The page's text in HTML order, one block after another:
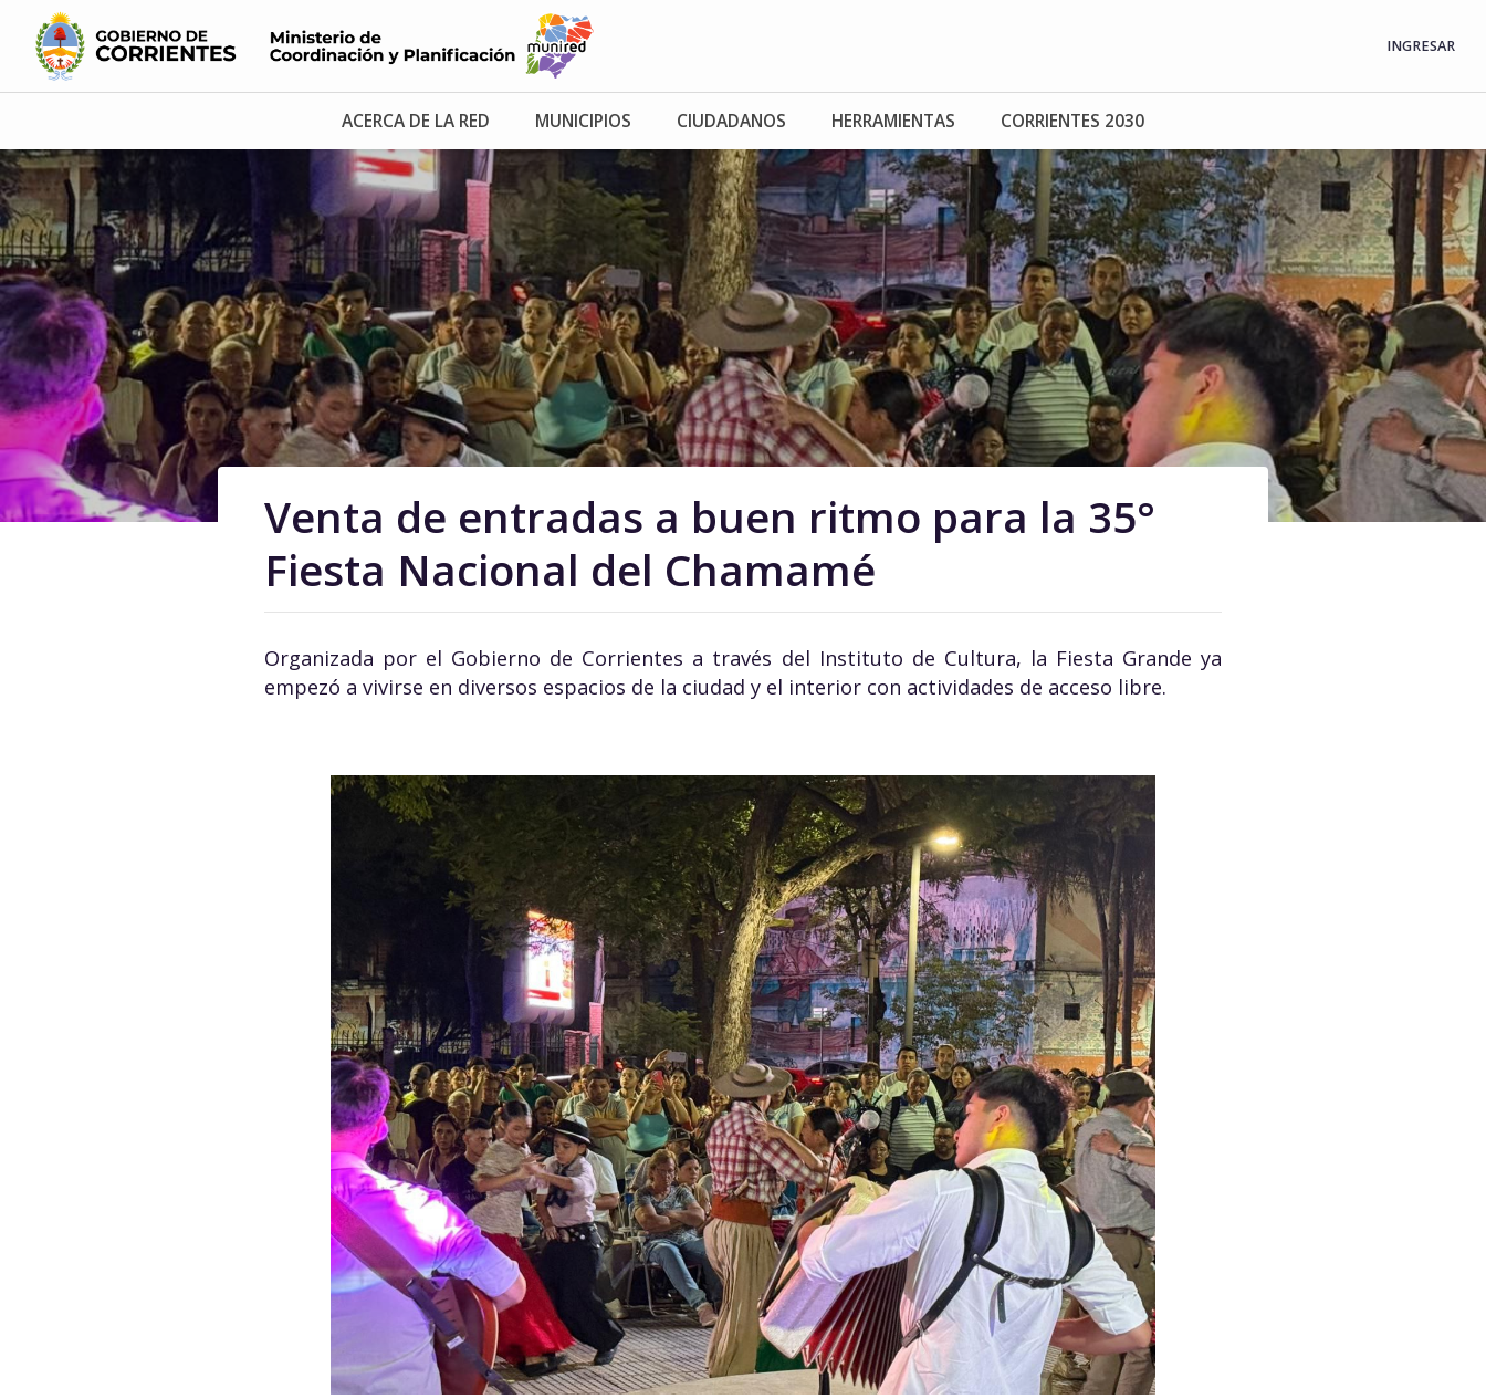
INGRESAR
ACERCA DE LA RED MUNICIPIOS CIUDADANOS HERRAMIENTAS CORRIENTES 2030
Venta de entradas a buen ritmo para la 35°
Fiesta Nacional del Chamamé
Organizada por el Gobierno de Corrientes a través del Instituto de Cultura, la Fiesta Grande ya
empezó a vivirse en diversos espacios de la ciudad y el interior con actividades de acceso libre.